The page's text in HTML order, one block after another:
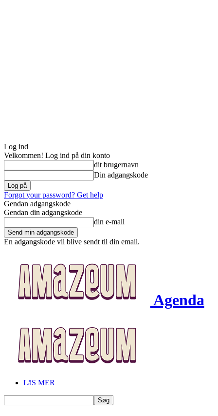
Log ind
Velkommen! Log ind på din konto
dit brugernavn
Din adgangskode
Forgot your password? Get help
Gendan adgangskode
Gendan din adgangskode
din e-mail
En adgangskode vil blive sendt til din email.
Agenda
LäS MER